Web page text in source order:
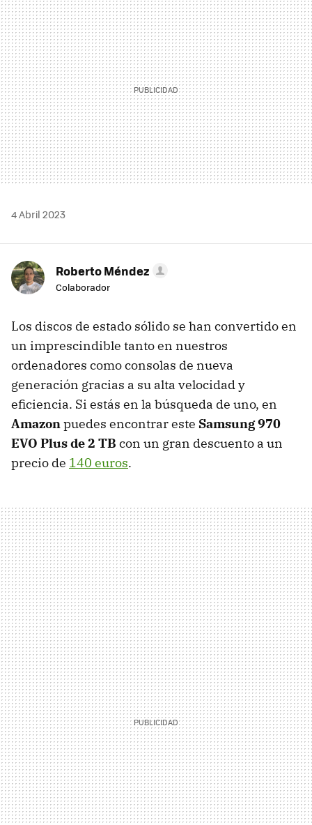
MAIL
4 Abril 2023
Roberto Méndez
Colaborador
Los discos de estado sólido se han convertido en
un imprescindible tanto en nuestros
ordenadores como consolas de nueva
generación gracias a su alta velocidad y
eficiencia. Si estás en la búsqueda de uno, en
Amazonpuedes encontrar este Samsung 970
EVO Plus de 2 TB con un gran descuento a un
precio de 140 euros.